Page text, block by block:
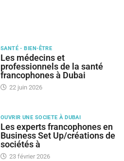
SANTÉ - BIEN-ÊTRE
Les médecins et
professionnels de la santé
francophones à Dubai
22 juin 2026
OUVRIR UNE SOCIETE À DUBAI
Les experts francophones en
Business Set Up/créations de
sociétés à
23 février 2026